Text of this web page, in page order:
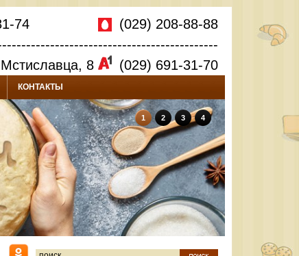
74
(029) 208-88-88
8
(029) 691-31-70
КОНТАКТЫ
1 2 3 4